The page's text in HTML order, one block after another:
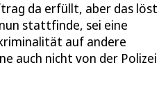
da erfüllt, aber das löst
stattfinde, sei eine
auf andere
auch nicht von der Polizei